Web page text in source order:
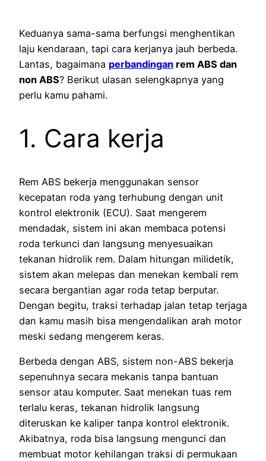
Keduanya sama-sama berfungsi menghentikan
laju kendaraan, tapi cara kerjanya jauh berbeda.
Lantas, bagaimana perbandingan rem ABS dan
non ABS? Berikut ulasan selengkapnya yang
perlu kamu pahami.
1. Cara kerja
Rem ABS bekerja menggunakan sensor
kecepatan roda yang terhubung dengan unit
kontrol elektronik (ECU). Saat mengerem
mendadak, sistem ini akan membaca potensi
roda terkunci dan langsung menyesuaikan
tekanan hidrolik rem. Dalam hitungan milidetik,
sistem akan melepas dan menekan kembali rem
secara bergantian agar roda tetap berputar.
Dengan begitu, traksi terhadap jalan tetap terjaga
dan kamu masih bisa mengendalikan arah motor
meski sedang mengerem keras.
Berbeda dengan ABS, sistem non-ABS bekerja
sepenuhnya secara mekanis tanpa bantuan
sensor atau komputer. Saat menekan tuas rem
terlalu keras, tekanan hidrolik langsung
diteruskan ke kaliper tanpa kontrol elektronik.
Akibatnya, roda bisa langsung mengunci dan
membuat motor kehilangan traksi di permukaan